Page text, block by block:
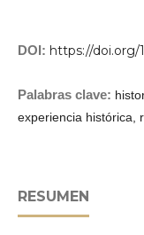
DOI: https://doi.org/
Palabras clave:
experiencia histórica,
RESUMEN